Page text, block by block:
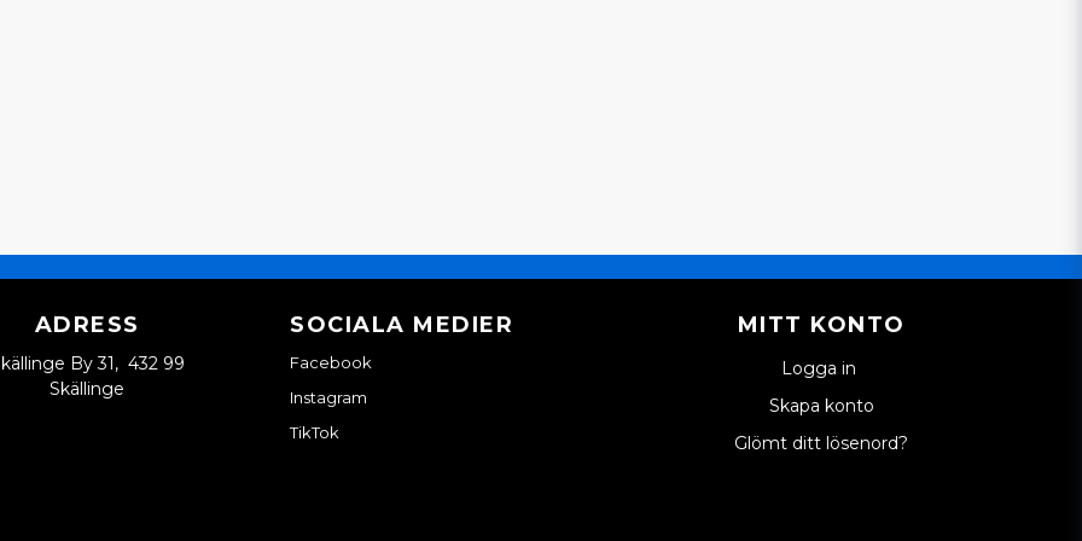
ADRESS
By 31, 432 99
Skällinge
SOCIALA MEDIER
Facebook
Instagram
TikTok
MITT KONTO
Logga in
Skapa konto
Glömt ditt lösenord?